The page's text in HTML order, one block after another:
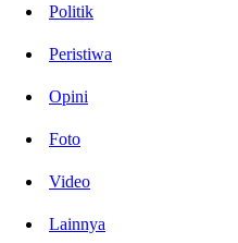
Politik
Peristiwa
Opini
Foto
Video
Lainnya